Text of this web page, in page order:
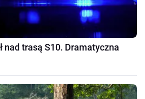
nad trasą S10. Dramatyczna